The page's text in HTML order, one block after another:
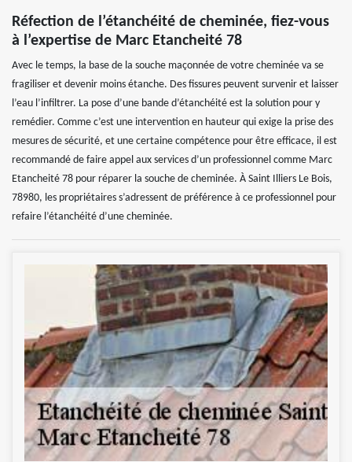
Réfection de l’étanchéité de cheminée, fiez-vous
à l’expertise de Marc Etancheité 78
Avec le temps, la base de la souche maçonnée de votre cheminée va se
fragiliser et devenir moins étanche. Des fissures peuvent survenir et laisser
l’eau l’infiltrer. La pose d’une bande d’étanchéité est la solution pour y
remédier. Comme c’est une intervention en hauteur qui exige la prise des
mesures de sécurité, et une certaine compétence pour être efficace, il est
recommandé de faire appel aux services d’un professionnel comme Marc
Etancheité 78 pour réparer la souche de cheminée. À Saint Illiers Le Bois,
78980, les propriétaires s’adressent de préférence à ce professionnel pour
refaire l’étanchéité d’une cheminée.